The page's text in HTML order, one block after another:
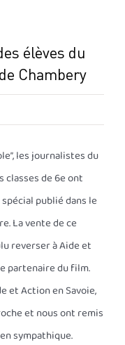
élèves du
Chambery
les journalistes du
classes de 6e ont
publié dans le
La vente de ce
reverser à Aide et
partenaire du film.
et Action en Savoie,
et nous ont remis
sympathique.